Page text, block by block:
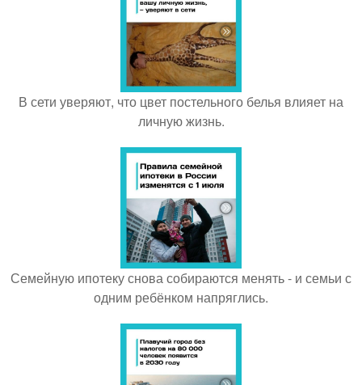
В сети уверяют, что цвет постельного белья влияет на
личную жизнь.
Семейную ипотеку снова собираются менять - и семьи с
одним ребёнком напряглись.